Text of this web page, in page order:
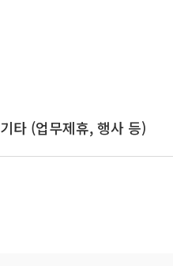
기타 (업무제휴, 행사 등)